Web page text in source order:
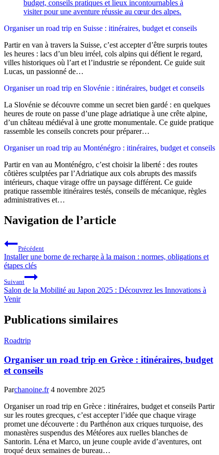
Organiser un road trip en Suisse : itinéraires, budget et conseils
Partir en van à travers la Suisse, c’est accepter d’être surpris toutes
les heures : lacs d’un bleu irréel, cols alpins qui défient le regard,
villes historiques où l’art et l’industrie se répondent. Ce guide suit
Lucas, un passionné de…
Organiser un road trip en Slovénie : itinéraires, budget et conseils
La Slovénie se découvre comme un secret bien gardé : en quelques
heures de route on passe d’une plage adriatique à une crête alpine,
d’un château médiéval à une grotte monumentale. Ce guide pratique
rassemble les conseils concrets pour préparer…
Organiser un road trip au Monténégro : itinéraires, budget et conseils
Partir en van au Monténégro, c’est choisir la liberté : des routes
côtières sculptées par l’Adriatique aux cols abrupts des massifs
intérieurs, chaque virage offre un paysage différent. Ce guide
pratique rassemble itinéraires testés, conseils de mécanique, règles
administratives et…
Navigation de l’article
Précédent
Installer une borne de recharge à la maison : normes, obligations et
étapes clés
Suivant
Salon de la Mobilité au Japon 2025 : Découvrez les Innovations à
Venir
Publications similaires
Roadtrip
Organiser un road trip en Grèce : itinéraires, budget
et conseils
Parchanoine.fr 4 novembre 2025
Organiser un road trip en Grèce : itinéraires, budget et conseils Partir
sur les routes grecques, c’est accepter l’idée que chaque virage
promet une découverte : du Parthénon aux criques turquoise, des
monastères suspendus des Météores aux ruelles blanches de
Santorin. Léna et Marco, un jeune couple avide d’aventures, ont
troqué deux semaines de bureau…